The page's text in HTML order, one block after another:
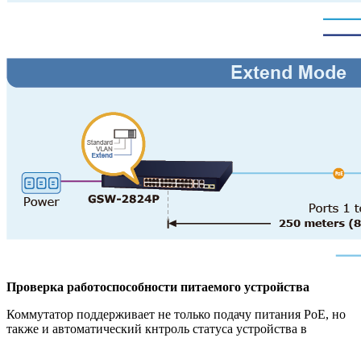
Проверка работоспособности питаемого устройства
Коммутатор поддерживает не только подачу питания PoE, но
также и автоматический кнтроль статуса устройства в